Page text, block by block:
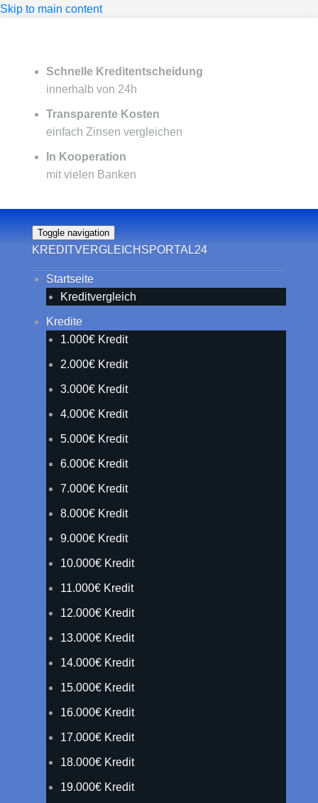
Skip to main content
Schnelle Kreditentscheidung
innerhalb von 24h
Transparente Kosten
einfach Zinsen vergleichen
In Kooperation
mit vielen Banken
Toggle navigation
KREDITVERGLEICHSPORTAL24
Startseite
Kreditvergleich
Kredite
1.000€ Kredit
2.000€ Kredit
3.000€ Kredit
4.000€ Kredit
5.000€ Kredit
6.000€ Kredit
7.000€ Kredit
8.000€ Kredit
9.000€ Kredit
10.000€ Kredit
11.000€ Kredit
12.000€ Kredit
13.000€ Kredit
14.000€ Kredit
15.000€ Kredit
16.000€ Kredit
17.000€ Kredit
18.000€ Kredit
19.000€ Kredit